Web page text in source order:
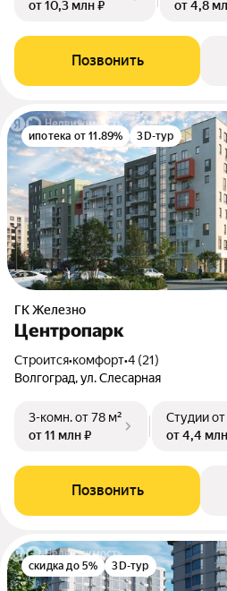
от 10,3 млн ₽
от 4,8
Позвонить
ипотека от 11.89% 3D-тур
ГК Железно
Центропарк
Строится•комфорт•4 (21)
Волгоград, ул. Слесарная
3-комн.от 78 м²
от 11 млн ₽
Студии
от 4,4
Позвонить
скидка до 5% 3D-тур